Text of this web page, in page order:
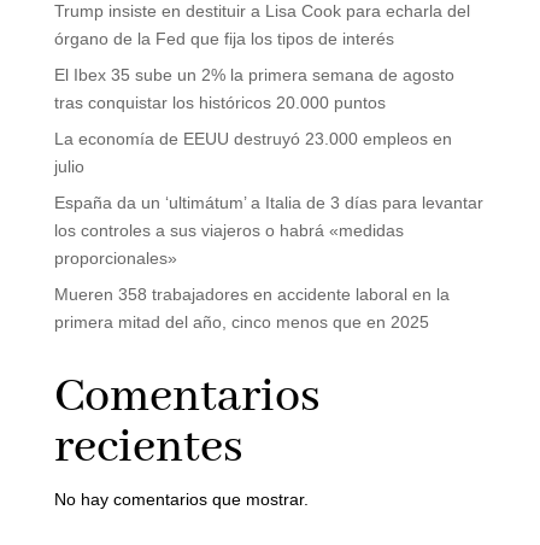
Trump insiste en destituir a Lisa Cook para echarla del
órgano de la Fed que fija los tipos de interés
El Ibex 35 sube un 2% la primera semana de agosto
tras conquistar los históricos 20.000 puntos
La economía de EEUU destruyó 23.000 empleos en
julio
España da un ‘ultimátum’ a Italia de 3 días para levantar
los controles a sus viajeros o habrá «medidas
proporcionales»
Mueren 358 trabajadores en accidente laboral en la
primera mitad del año, cinco menos que en 2025
Comentarios
recientes
No hay comentarios que mostrar.